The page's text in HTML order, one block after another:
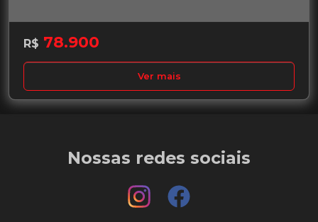
R$ 78.900
Ver mais
Nossas redes sociais